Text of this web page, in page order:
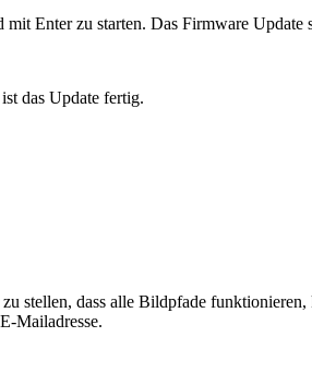
mit Enter zu starten. Das Firmware
das Update fertig.
stellen, dass alle Bildpfade
Mailadresse.